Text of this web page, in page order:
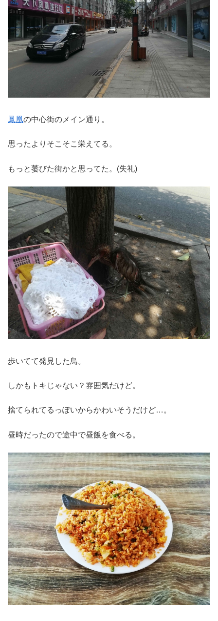
鳳凰の中心街のメイン通り。
思ったよりそこそこ栄えてる。
もっと萎びた街かと思ってた。(失礼)
歩いてて発見した鳥。
しかもトキじゃない？雰囲気だけど。
捨てられてるっぽいからかわいそうだけど…。
昼時だったので途中で昼飯を食べる。